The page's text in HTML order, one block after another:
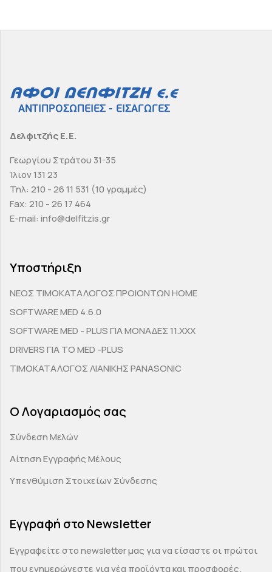
Δελφιτζής Ε.Ε.
Γεωργίου Στράτου 31-35
Ίλιον 131 23
Τηλ: 210 - 26 11 531 (10 γραμμές)
Fax: 210 - 26 17 464
E-mail: info@delfitzis.gr
Υποστήριξη
ΝΕΟΣ ΤΙΜΟΚΑΤΑΛΟΓΟΣ ΠΡΟΙΟΝΤΩΝ HOME
SOFTWARE MED 4.6.0
SOFTWARE MED - PLUS ΓΙΑ ΜΟΝΑΔΕΣ 11.ΧΧΧ
DRIVERS ΓΙΑ ΤΟ MED -PLUS
ΤΙΜΟΚΑΤΑΛΟΓΟΣ ΛΙΑΝΙΚΗΣ PANASONIC
Ο Λογαριασμός σας
Σύνδεση Μελών
Αίτηση Εγγραφής Μέλους
Υπενθύμιση Στοιχείων Σύνδεσης
Εγγραφή στο Newsletter
Εγγραφείτε στο newsletter μας για να είσαστε οι πρώτοι
που ενημερώνεστε για νέα προϊόντα και προσφορές.